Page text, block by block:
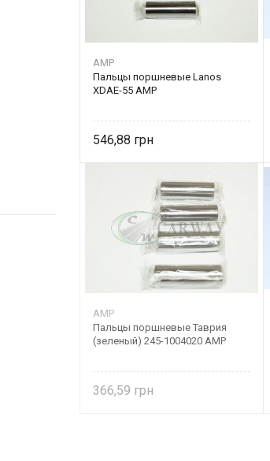
AMP
Пальцы поршневые Lanos
XDAE-55 AMP
546,88
AMP
Пальцы поршневые Таврия
(зеленый) 245-1004020 AMP
366,59